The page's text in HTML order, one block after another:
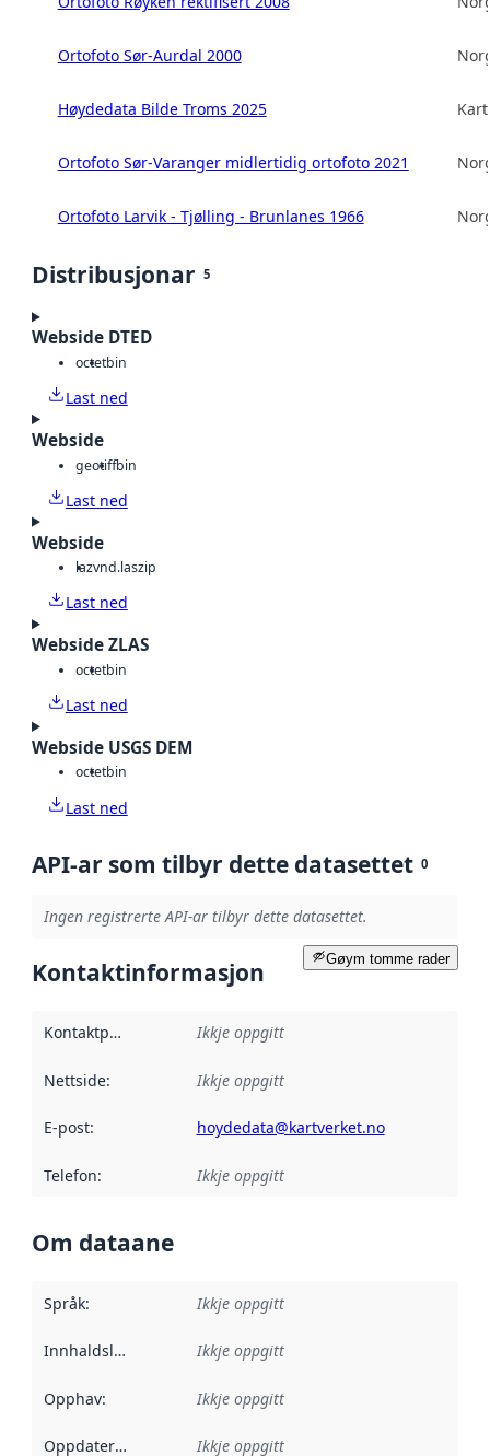
Ortofoto Sør-Aurdal 2000
Høydedata Bilde Troms 2025
Ortofoto Sør-Varanger midlertidig ortofoto 2021
Ortofoto Larvik - Tjølling - Brunlanes 1966
Distribusjonar 5
Webside DTED
octetbin
Last ned
Webside
geotiffbin
Last ned
Webside
lazvnd.laszip
Last ned
Webside ZLAS
octetbin
Last ned
Webside USGS DEM
octetbin
Last ned
API-ar som tilbyr dette datasettet 0
Ingen registrerte API-ar tilbyr dette datasettet.
Gøym tomme rader
Kontaktinformasjon
Kontaktpunkt Ikkje oppgitt
Nettside: Ikkje oppgitt
E-post: hoydedata@kartverket.no
Telefon: Ikkje oppgitt
Om dataane
Språk: Ikkje oppgitt
Innhaldsleverandørar :
Ikkje oppgitt
Opphav: Ikkje oppgitt
Oppdateringsfrekvens :
Ikkje oppgitt